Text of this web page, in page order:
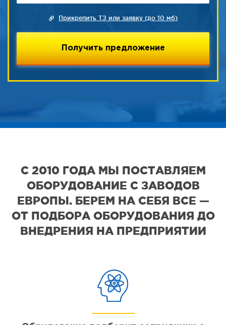
Прикрепить ТЗ или заявку (до 10 мб)
С 2010 ГОДА МЫ ПОСТАВЛЯЕМ
ОБОРУДОВАНИЕ С ЗАВОДОВ
ЕВРОПЫ. БЕРЕМ НА СЕБЯ ВСЕ —
ОТ ПОДБОРА ОБОРУДОВАНИЯ ДО
ВНЕДРЕНИЯ НА ПРЕДПРИЯТИИ